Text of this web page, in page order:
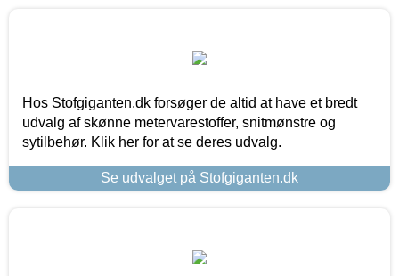
Hos Stofgiganten.dk forsøger de altid at have et bredt
udvalg af skønne metervarestoffer, snitmønstre og
sytilbehør. Klik her for at se deres udvalg.
Se udvalget på Stofgiganten.dk